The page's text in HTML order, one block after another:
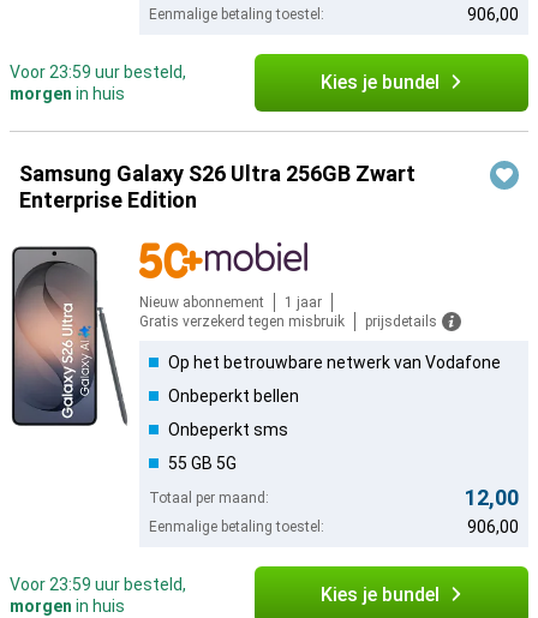
Eenmalige betaling toestel: 906,00
Voor 23:59 uur besteld,
morgen in huis Kies je bundel
Samsung Galaxy S26 Ultra 256GB Zwart
Enterprise Edition
Nieuw abonnement
1 jaar
Gratis verzekerd tegen misbruik
prijsdetails
Op het betrouwbare netwerk van Vodafone
Onbeperkt bellen
Onbeperkt sms
55 GB 5G
Totaal per maand: 12,00
Eenmalige betaling toestel: 906,00
Voor 23:59 uur besteld,
morgen in huis Kies je bundel